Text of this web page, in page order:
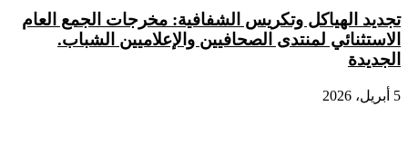
تجديد الهياكل وتكريس الشفافية: مخرجات الجمع العام
الاستثنائي لمنتدى الصحافيين والإعلاميين الشباب.
الجديدة
5 أبريل، 2026